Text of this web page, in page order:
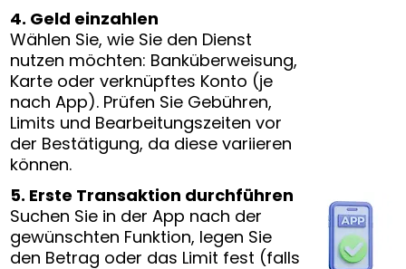
4. Geld einzahlen
Wählen Sie, wie Sie den Dienst
nutzen möchten: Banküberweisung,
Karte oder verknüpftes Konto (je
nach App). Prüfen Sie Gebühren,
Limits und Bearbeitungszeiten vor
der Bestätigung, da diese variieren
können.
5. Erste Transaktion durchführen
Suchen Sie in der App nach der
gewünschten Funktion, legen Sie
den Betrag oder das Limit fest (falls